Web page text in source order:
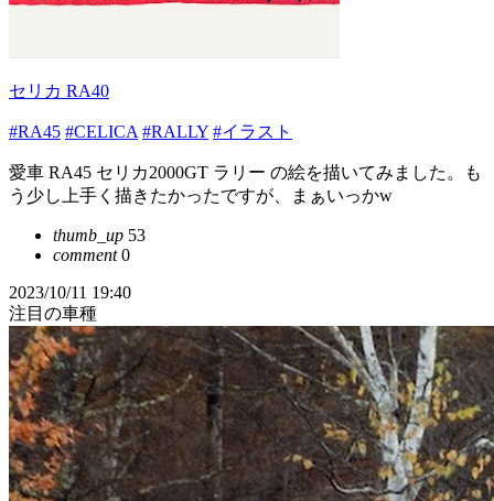
セリカ RA40
#RA45 #CELICA #RALLY #イラスト
愛車 RA45 セリカ2000GT ラリー の絵を描いてみました。も
う少し上手く描きたかったですが、まぁいっかw
thumb_up 53
comment0
2023/10/11 19:40
注目の車種